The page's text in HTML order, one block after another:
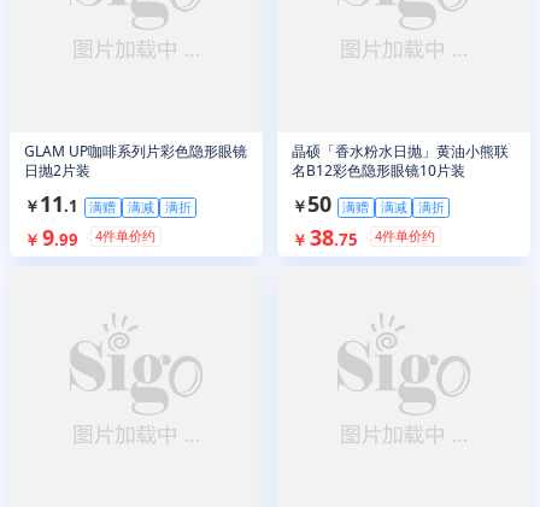
GLAM UP咖啡系列片彩色隐形眼镜
日抛2片装
￥11.1 满赠 满减 满折
￥ 9.99 4件单价约
晶硕「香水粉水日抛」黄油小熊联
名B12彩色隐形眼镜10片装
￥50 满赠 满减 满折
￥ 38.75 4件单价约